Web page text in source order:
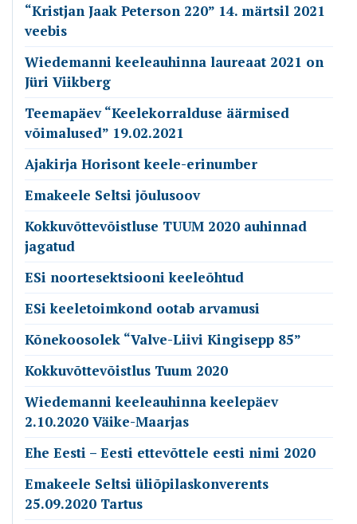
“Kristjan Jaak Peterson 220” 14. märtsil 2021
veebis
Wiedemanni keeleauhinna laureaat 2021 on
Jüri Viikberg
Teemapäev “Keelekorralduse äärmised
võimalused” 19.02.2021
Ajakirja Horisont keele-erinumber
Emakeele Seltsi jõulusoov
Kokkuvõttevõistluse TUUM 2020 auhinnad
jagatud
ESi noortesektsiooni keeleõhtud
ESi keeletoimkond ootab arvamusi
Kõnekoosolek “Valve-Liivi Kingisepp 85”
Kokkuvõttevõistlus Tuum 2020
Wiedemanni keeleauhinna keelepäev
2.10.2020 Väike-Maarjas
Ehe Eesti – Eesti ettevõttele eesti nimi 2020
Emakeele Seltsi üliõpilaskonverents
25.09.2020 Tartus